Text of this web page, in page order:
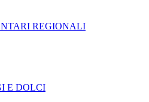
REGIONALI
E DOLCI